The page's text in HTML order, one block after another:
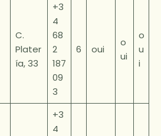
C.
Plater
ía, 33
+3
4
68
2
187
09
3
6 oui
o
ui
o
u
i
+3
4